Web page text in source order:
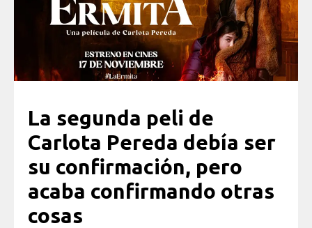
La segunda peli de
Carlota Pereda debía ser
su confirmación, pero
acaba confirmando otras
cosas